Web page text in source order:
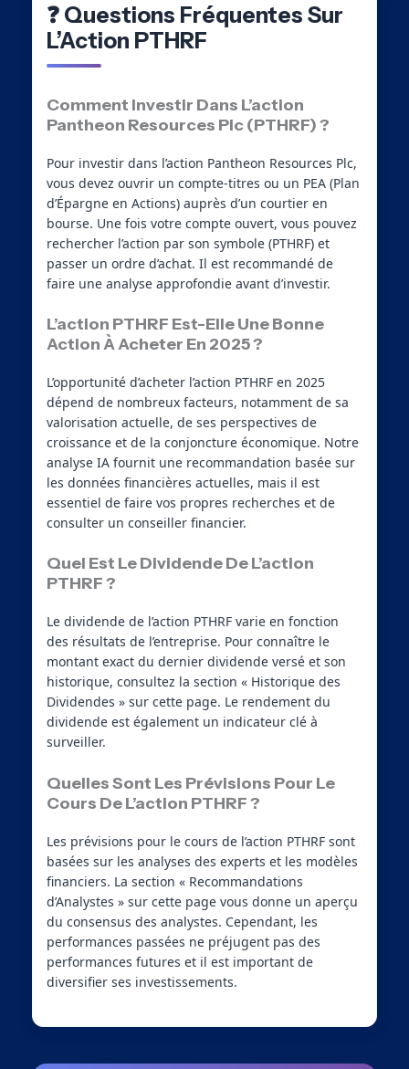
❓ Questions Fréquentes Sur
L’Action PTHRF
Comment Investir Dans L’action
Pantheon Resources Plc (PTHRF) ?
Pour investir dans l’action Pantheon Resources Plc,
vous devez ouvrir un compte-titres ou un PEA (Plan
d’Épargne en Actions) auprès d’un courtier en
bourse. Une fois votre compte ouvert, vous pouvez
rechercher l’action par son symbole (PTHRF) et
passer un ordre d’achat. Il est recommandé de
faire une analyse approfondie avant d’investir.
L’action PTHRF Est-Elle Une Bonne
Action À Acheter En 2025 ?
L’opportunité d’acheter l’action PTHRF en 2025
dépend de nombreux facteurs, notamment de sa
valorisation actuelle, de ses perspectives de
croissance et de la conjoncture économique. Notre
analyse IA fournit une recommandation basée sur
les données financières actuelles, mais il est
essentiel de faire vos propres recherches et de
consulter un conseiller financier.
Quel Est Le Dividende De L’action
PTHRF ?
Le dividende de l’action PTHRF varie en fonction
des résultats de l’entreprise. Pour connaître le
montant exact du dernier dividende versé et son
historique, consultez la section « Historique des
Dividendes » sur cette page. Le rendement du
dividende est également un indicateur clé à
surveiller.
Quelles Sont Les Prévisions Pour Le
Cours De L’action PTHRF ?
Les prévisions pour le cours de l’action PTHRF sont
basées sur les analyses des experts et les modèles
financiers. La section « Recommandations
d’Analystes » sur cette page vous donne un aperçu
du consensus des analystes. Cependant, les
performances passées ne préjugent pas des
performances futures et il est important de
diversifier ses investissements.